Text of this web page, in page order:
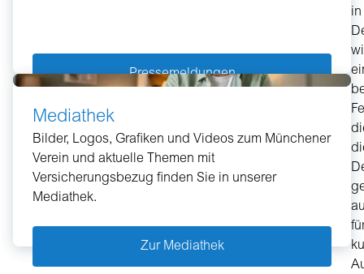
Pressemeldungen
Mediathek
Bilder, Logos, Grafiken und Videos zum Münchener
Verein und aktuelle Themen mit
Versicherungsbezug finden Sie in unserer
Mediathek.
Zur Mediathek
in